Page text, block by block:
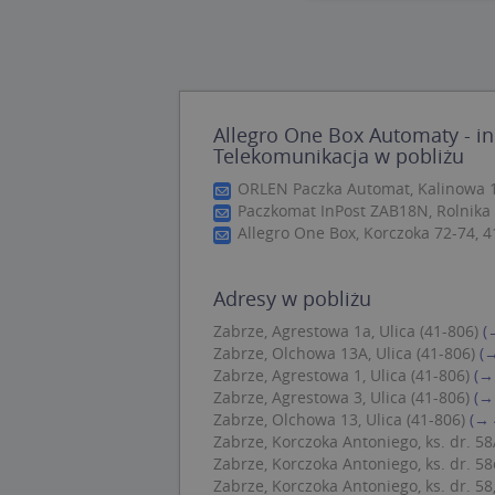
Allegro One Box Automaty -
Telekomunikacja w pobliżu
ORLEN Paczka Automat, Kalinowa
Paczkomat InPost ZAB18N,
Allegro One Box, Korczoka 72-74,
Adresy w pobliżu
Zabrze, Agrestowa 1a, Ulica (41-806)
Zabrze, Olchowa 13A, Ulica (41-806)
Zabrze, Agrestowa 1, Ulica (41-806) (→
Zabrze, Agrestowa 3, Ulica (41-806) (→
Zabrze, Olchowa 13, Ulica (41-806) (→
Zabrze, Korczoka Antoniego, ks. dr.
Zabrze, Korczoka Antoniego, ks. dr.
Zabrze, Korczoka Antoniego, ks. dr.
zarządzanie
Nazwa
Nazwa
_ga_DEEKR6C5LV
Nazwa
MUID
Nazwa